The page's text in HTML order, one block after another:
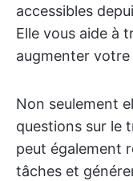
accessibles
Elle vous aide à
augmenter
Non seulement
questions sur le
peut également
tâches et